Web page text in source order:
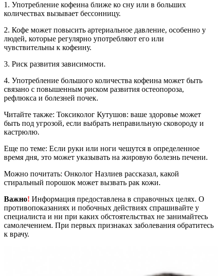
1. Употребление кофеина ближе ко сну или в больших
количествах вызывает бессонницу.
2. Кофе может повысить артериальное давление, особенно у
людей, которые регулярно употребляют его или
чувствительны к кофеину.
3. Риск развития зависимости.
4. Употребление большого количества кофеина может быть
связано с повышенным риском развития остеопороза,
рефлюкса и болезней почек.
Читайте также: Токсиколог Кутушов: ваше здоровье может
быть под угрозой, если выбрать неправильную сковороду и
кастрюлю.
Еще по теме: Если руки или ноги чешутся в определенное
время дня, это может указывать на жировую болезнь печени.
Можно почитать: Онколог Назлиев рассказал, какой
стиральный порошок может вызвать рак кожи.
Важно! Информация предоставлена в справочных целях. О
противопоказаниях и побочных действиях спрашивайте у
специалиста и ни при каких обстоятельствах не занимайтесь
самолечением. При первых признаках заболевания обратитесь
к врачу.